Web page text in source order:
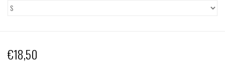
€18,50